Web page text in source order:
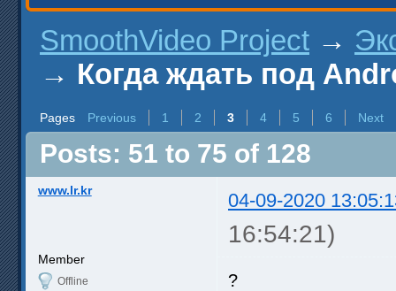
SmoothVideo Project →
→ Когда ждать под
Pages Previous 1 2 3 4 5 6 Next
Posts: 51 to 75 of 128
www.lr.kr 04-09-2020
16:54:21)
Member
Offline
?